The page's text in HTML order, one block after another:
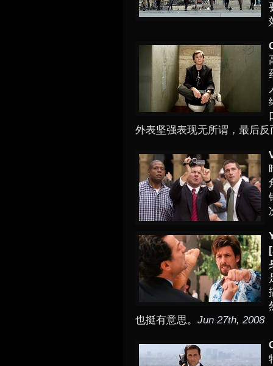
外表坚强表现无所谓，最后
也挺有意思。 Jun 27th, 2008